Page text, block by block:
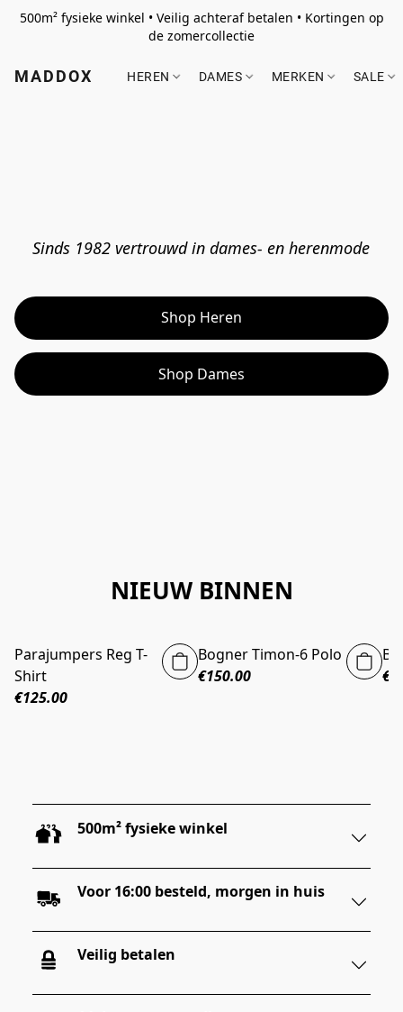
500m² fysieke winkel • Veilig achteraf betalen • Kortingen op
de zomercollectie
MADDOX HEREN DAMES MERKEN SALE
Sinds 1982 vertrouwd in dames- en herenmode
Shop Heren
Shop Dames
NIEUW BINNEN
Parajumpers Reg T-
Shirt
€125.00
Bogner Timon-6 Polo
€150.00
500m² fysieke winkel
Voor 16:00 besteld, morgen in huis
Veilig betalen